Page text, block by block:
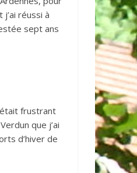
réussi à
sept ans
frustrant
que j’ai
d’hiver de